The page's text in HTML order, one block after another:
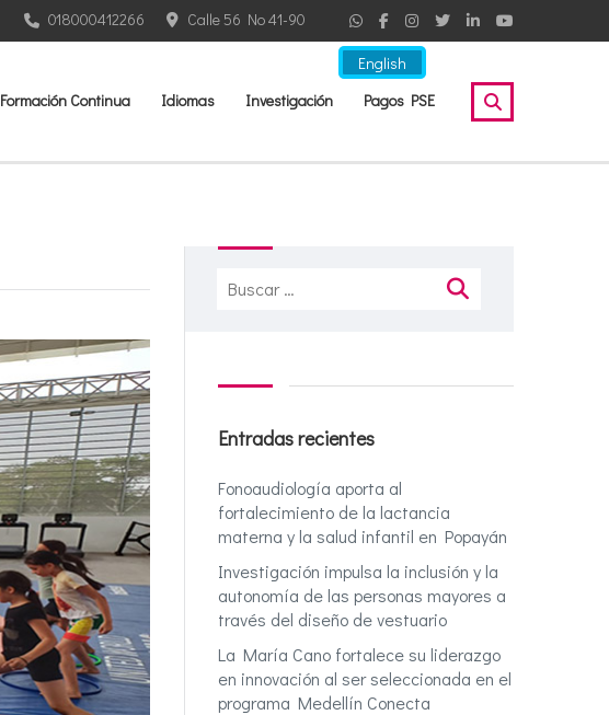
English
Calle 56 No 41-90
018000412266
Formación Continua Idiomas Investigación Pagos PSE
Buscar:
Entradas recientes
Fonoaudiología aporta al
fortalecimiento de la lactancia
materna y la salud infantil en Popayán
Investigación impulsa la inclusión y la
autonomía de las personas mayores a
través del diseño de vestuario
La María Cano fortalece su liderazgo
en innovación al ser seleccionada en el
programa Medellín Conecta